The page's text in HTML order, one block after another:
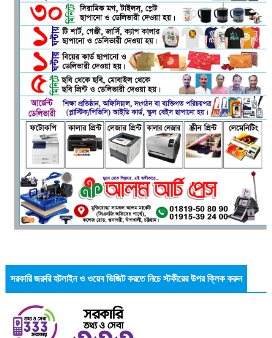
সরকারি জরুরি হটলাইন ও ওয়েব ভিজিট করতে নিচে স্টকীরের উপর ক্লিক করুন